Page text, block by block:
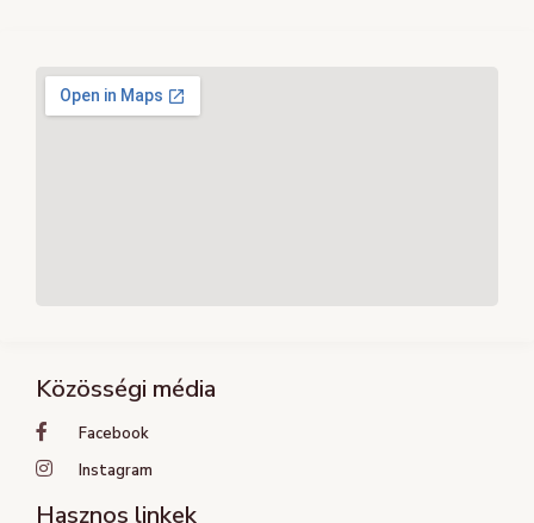
Közösségi média
Facebook
Instagram
Hasznos linkek